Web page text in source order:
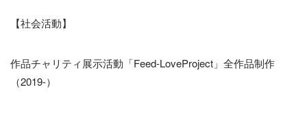
【社会活動】
作品チャリティ展示活動「Feed-LoveProject」全作品制作
（2019-）